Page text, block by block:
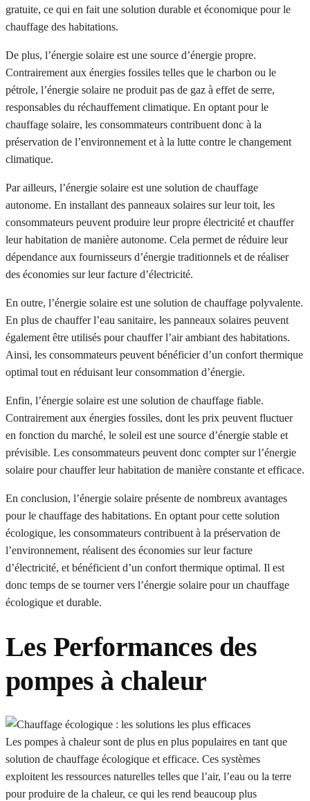
gratuite, ce qui en fait une solution durable et économique pour le
chauffage des habitations.
De plus, l’énergie solaire est une source d’énergie propre.
Contrairement aux énergies fossiles telles que le charbon ou le
pétrole, l’énergie solaire ne produit pas de gaz à effet de serre,
responsables du réchauffement climatique. En optant pour le
chauffage solaire, les consommateurs contribuent donc à la
préservation de l’environnement et à la lutte contre le changement
climatique.
Par ailleurs, l’énergie solaire est une solution de chauffage
autonome. En installant des panneaux solaires sur leur toit, les
consommateurs peuvent produire leur propre électricité et chauffer
leur habitation de manière autonome. Cela permet de réduire leur
dépendance aux fournisseurs d’énergie traditionnels et de réaliser
des économies sur leur facture d’électricité.
En outre, l’énergie solaire est une solution de chauffage polyvalente.
En plus de chauffer l’eau sanitaire, les panneaux solaires peuvent
également être utilisés pour chauffer l’air ambiant des habitations.
Ainsi, les consommateurs peuvent bénéficier d’un confort thermique
optimal tout en réduisant leur consommation d’énergie.
Enfin, l’énergie solaire est une solution de chauffage fiable.
Contrairement aux énergies fossiles, dont les prix peuvent fluctuer
en fonction du marché, le soleil est une source d’énergie stable et
prévisible. Les consommateurs peuvent donc compter sur l’énergie
solaire pour chauffer leur habitation de manière constante et efficace.
En conclusion, l’énergie solaire présente de nombreux avantages
pour le chauffage des habitations. En optant pour cette solution
écologique, les consommateurs contribuent à la préservation de
l’environnement, réalisent des économies sur leur facture
d’électricité, et bénéficient d’un confort thermique optimal. Il est
donc temps de se tourner vers l’énergie solaire pour un chauffage
écologique et durable.
Les Performances des
pompes à chaleur
Les pompes à chaleur sont de plus en plus populaires en tant que
solution de chauffage écologique et efficace. Ces systèmes
exploitent les ressources naturelles telles que l’air, l’eau ou la terre
pour produire de la chaleur, ce qui les rend beaucoup plus